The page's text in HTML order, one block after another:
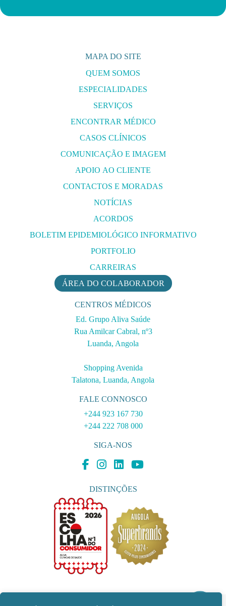
MAPA DO SITE
QUEM SOMOS
ESPECIALIDADES
SERVIÇOS
ENCONTRAR MÉDICO
CASOS CLÍNICOS
COMUNICAÇÃO E IMAGEM
APOIO AO CLIENTE
CONTACTOS E MORADAS
NOTÍCIAS
ACORDOS
BOLETIM EPIDEMIOLÓGICO INFORMATIVO
PORTFOLIO
CARREIRAS
ÁREA DO COLABORADOR
CENTROS MÉDICOS
Ed. Grupo Aliva Saúde
Rua Amilcar Cabral, nº3
Luanda, Angola
Shopping Avenida
Talatona, Luanda, Angola
FALE CONNOSCO
+244 923 167 730
+244 222 708 000
SIGA-NOS
DISTINÇÕES